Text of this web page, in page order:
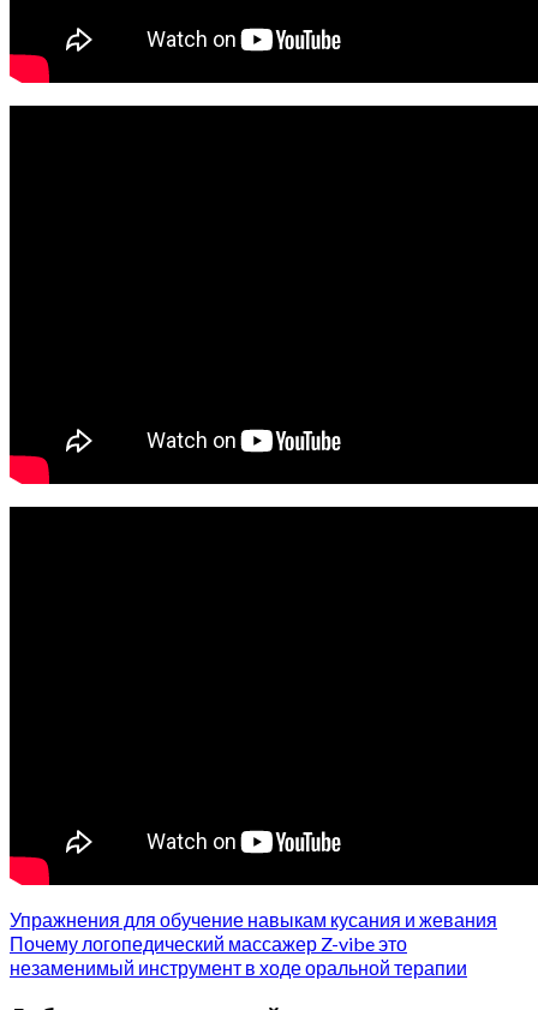
Упражнения для обучение навыкам кусания и жевания
Почему логопедический массажер Z-vibe это
незаменимый инструмент в ходе оральной терапии